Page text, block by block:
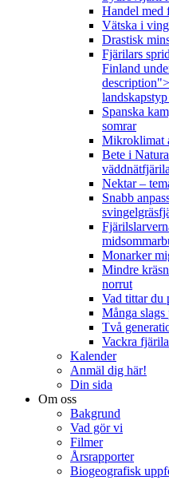
Handel med
Vätska i
Drastisk
Fjärilars
Finland
Spanska
somrar
Mikroklimat
Bete i
Nektar –
Snabb
Monarker
Mindre
norrut
Vad tittar du
Många
Två
Vackra
Kalender
Anmäl dig här!
Din sida
Om oss
Bakgrund
Vad gör vi
Filmer
Årsrapporter
Biogeografisk